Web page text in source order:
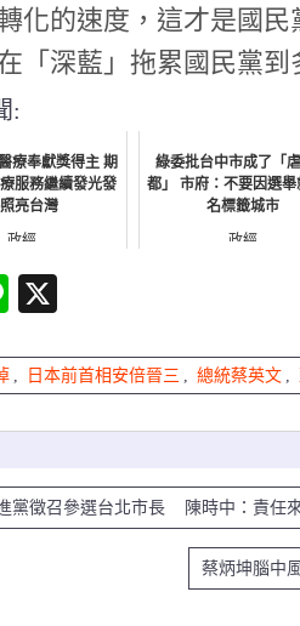
化的速度，這才是國
「深藍」拖累國民黨到
:
療奉獻獎得主 期
服務繼續發光發
亮台灣
政經
綠委批台中市成了「
都」 市府：不要因選舉
名標籤城市
政經
Line
, 日本前首相安倍晉三 , 總統蔡英文 ,
黨徵召參選台北市長 陳時中：責任
蔡炳坤腦中